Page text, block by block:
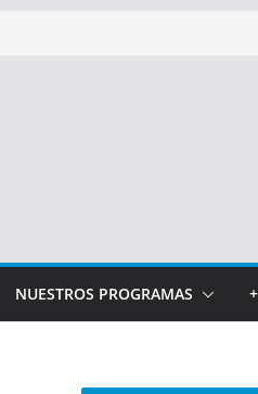
NUESTROS PROGRAMAS